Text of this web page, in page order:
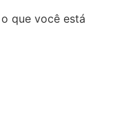
que você está